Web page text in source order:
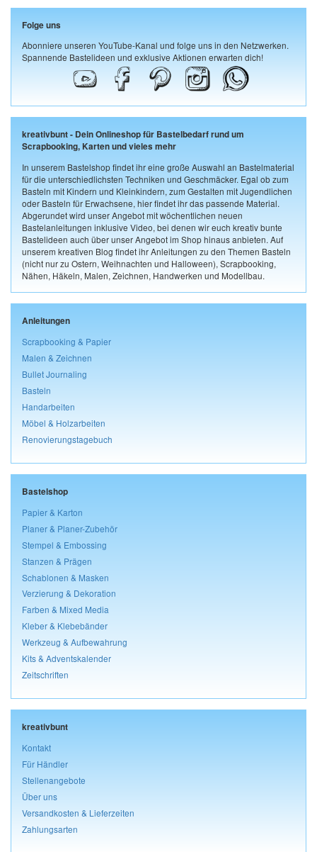
Folge uns
Abonniere unseren YouTube-Kanal und folge uns in den Netzwerken.
Spannende Bastelideen und exklusive Aktionen erwarten dich!
kreativbunt - Dein Onlineshop für Bastelbedarf rund um
Scrapbooking, Karten und vieles mehr
In unserem Bastelshop findet ihr eine große Auswahl an Bastelmaterial
für die unterschiedlichsten Techniken und Geschmäcker. Egal ob zum
Basteln mit Kindern und Kleinkindern, zum Gestalten mit Jugendlichen
oder Basteln für Erwachsene, hier findet ihr das passende Material.
Abgerundet wird unser Angebot mit wöchentlichen neuen
Bastelanleitungen inklusive Video, bei denen wir euch kreativ bunte
Bastelideen auch über unser Angebot im Shop hinaus anbieten. Auf
unserem kreativen Blog findet ihr Anleitungen zu den Themen Basteln
(nicht nur zu Ostern, Weihnachten und Halloween), Scrapbooking,
Nähen, Häkeln, Malen, Zeichnen, Handwerken und Modellbau.
Anleitungen
Scrapbooking & Papier
Malen & Zeichnen
Bullet Journaling
Basteln
Handarbeiten
Möbel & Holzarbeiten
Renovierungstagebuch
Bastelshop
Papier & Karton
Planer & Planer-Zubehör
Stempel & Embossing
Stanzen & Prägen
Schablonen & Masken
Verzierung & Dekoration
Farben & Mixed Media
Kleber & Klebebänder
Werkzeug & Aufbewahrung
Kits & Adventskalender
Zeitschriften
kreativbunt
Kontakt
Für Händler
Stellenangebote
Über uns
Versandkosten & Lieferzeiten
Zahlungsarten